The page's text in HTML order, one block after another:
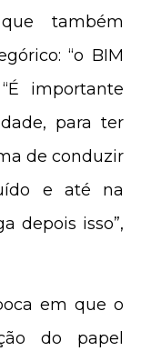
também
“o BIM
importante
para ter
de conduzir
e até na
depois isso”,
em que o
do papel